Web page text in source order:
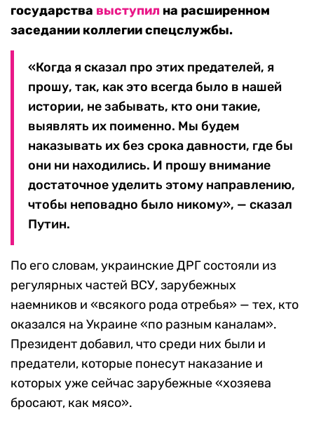
государства выступил на расширенном
заседании коллегии спецслужбы.
«Когда я сказал про этих предателей, я
прошу, так, как это всегда было в нашей
истории, не забывать, кто они такие,
выявлять их поименно. Мы будем
наказывать их без срока давности, где бы
они ни находились. И прошу внимание
достаточное уделить этому направлению,
чтобы неповадно было никому», — сказал
Путин.
По его словам, украинские ДРГ состояли из
регулярных частей ВСУ, зарубежных
наемников и «всякого рода отребья» — тех, кто
оказался на Украине «по разным каналам».
Президент добавил, что среди них были и
предатели, которые понесут наказание и
которых уже сейчас зарубежные «хозяева
бросают, как мясо».